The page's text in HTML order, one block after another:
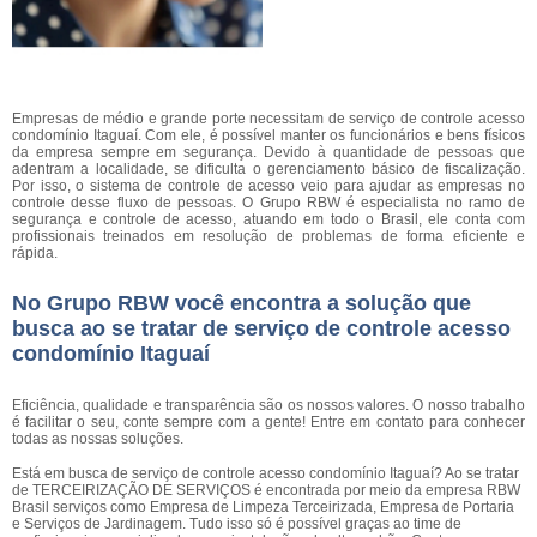
Empresas de médio e grande porte necessitam de serviço de controle acesso
condomínio Itaguaí. Com ele, é possível manter os funcionários e bens físicos
da empresa sempre em segurança. Devido à quantidade de pessoas que
adentram a localidade, se dificulta o gerenciamento básico de fiscalização.
Por isso, o sistema de controle de acesso veio para ajudar as empresas no
controle desse fluxo de pessoas. O Grupo RBW é especialista no ramo de
segurança e controle de acesso, atuando em todo o Brasil, ele conta com
profissionais treinados em resolução de problemas de forma eficiente e
rápida.
No Grupo RBW você encontra a solução que
busca ao se tratar de serviço de controle acesso
condomínio Itaguaí
Eficiência, qualidade e transparência são os nossos valores. O nosso trabalho
é facilitar o seu, conte sempre com a gente! Entre em contato para conhecer
todas as nossas soluções.
Está em busca de serviço de controle acesso condomínio Itaguaí? Ao se tratar
de TERCEIRIZAÇÃO DE SERVIÇOS é encontrada por meio da empresa RBW
Brasil serviços como Empresa de Limpeza Terceirizada, Empresa de Portaria
e Serviços de Jardinagem. Tudo isso só é possível graças ao time de